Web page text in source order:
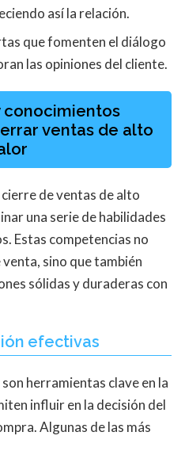
así la relación.
que fomenten el diálogo
las opiniones del cliente.
conocimientos
ventas de alto
de ventas de alto
una serie de habilidades
Estas competencias no
sino que también
sólidas y duraderas con
efectivas
herramientas clave en la
influir en la decisión del
Algunas de las más